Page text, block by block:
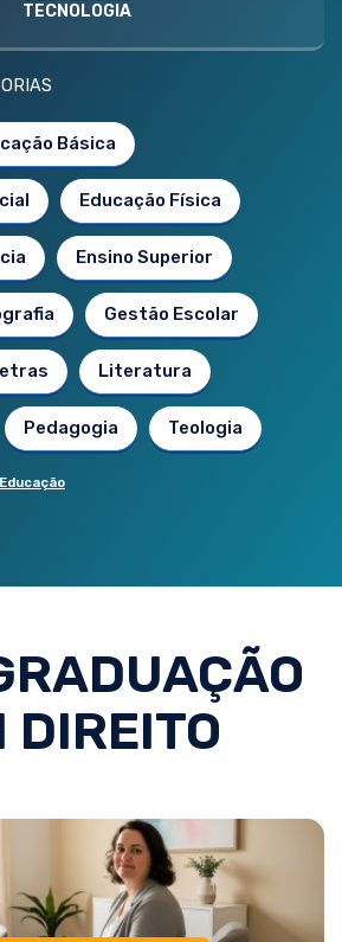
TECNOLOGIA
Básica
Educação Física
Ensino Superior
Gestão Escolar
Literatura
Pedagogia Teologia
DIREITO